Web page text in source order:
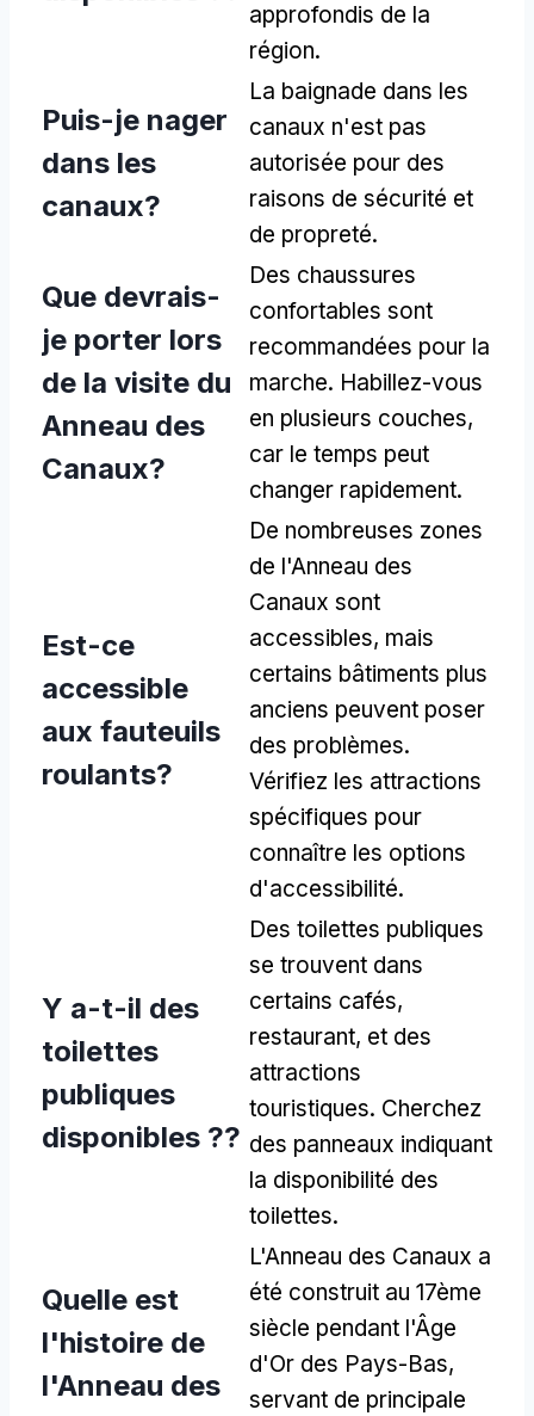
approfondis de la
région.
Puis-je nager
dans les
canaux?
La baignade dans les
canaux n'est pas
autorisée pour des
raisons de sécurité et
de propreté.
Que devrais-
je porter lors
de la visite du
Anneau des
Canaux?
Des chaussures
confortables sont
recommandées pour la
marche. Habillez-vous
en plusieurs couches,
car le temps peut
changer rapidement.
Est-ce
accessible
aux fauteuils
roulants?
De nombreuses zones
de l'Anneau des
Canaux sont
accessibles, mais
certains bâtiments plus
anciens peuvent poser
des problèmes.
Vérifiez les attractions
spécifiques pour
connaître les options
d'accessibilité.
Y a-t-il des
toilettes
publiques
disponibles ??
Des toilettes publiques
se trouvent dans
certains cafés,
restaurant, et des
attractions
touristiques. Cherchez
des panneaux indiquant
la disponibilité des
toilettes.
Quelle est
l'histoire de
l'Anneau des
L'Anneau des Canaux a
été construit au 17ème
siècle pendant l'Âge
d'Or des Pays-Bas,
servant de principale